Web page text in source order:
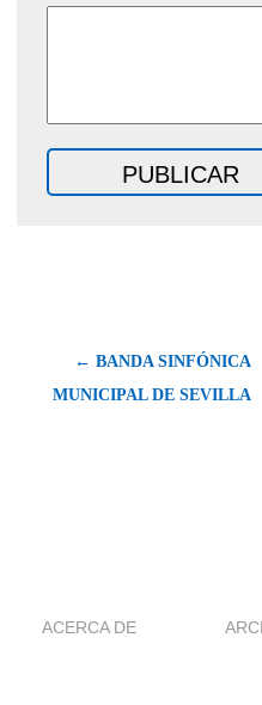
← BANDA SINFÓNICA
MUNICIPAL DE SEVILLA
ACERCA DE